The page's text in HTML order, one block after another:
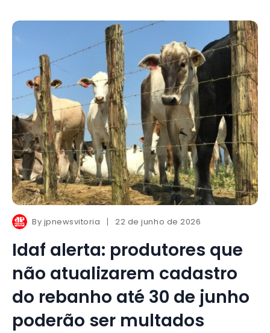
By jpnewsvitoria 22 de junho de 2026
Idaf alerta: produtores que
não atualizarem cadastro
do rebanho até 30 de junho
poderão ser multados